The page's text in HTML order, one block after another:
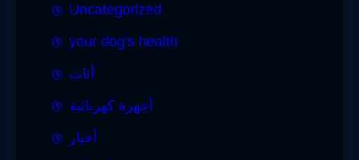
Uncategorized
your dog's health
أثاث
أجهزة كهربائية
أخبار